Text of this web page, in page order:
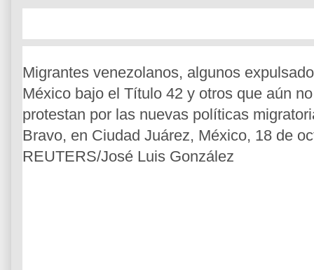
Migrantes venezolanos, algunos
México bajo el Título 42 y otros que aún
protestan por las nuevas políticas
Bravo, en Ciudad Juárez, México, 18 de
REUTERS/José Luis González